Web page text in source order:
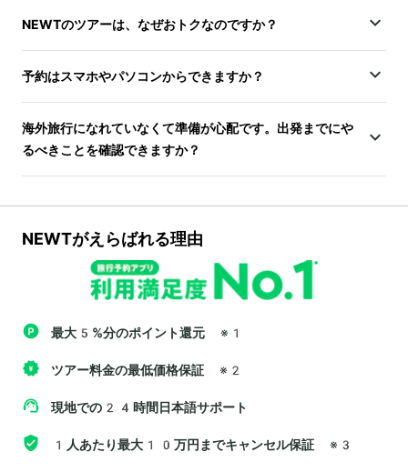
NEWTのツアーは、なぜおトクなのですか？
予約はスマホやパソコンからできますか？
海外旅行になれていなくて準備が心配です。出発までにや
るべきことを確認できますか？
NEWTがえらばれる理由
最大5%分のポイント還元 ※1
ツアー料金の最低価格保証 ※2
現地での24時間日本語サポート
1人あたり最大10万円までキャンセル保証 ※3